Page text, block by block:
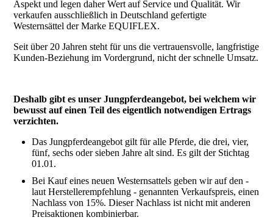
Aspekt und legen daher Wert auf Service und Qualität. Wir
verkaufen ausschließlich in Deutschland gefertigte
Westernsättel der Marke EQUIFLEX.
Seit über 20 Jahren steht für uns die vertrauensvolle, langfristige
Kunden-Beziehung im Vordergrund, nicht der schnelle Umsatz.
Deshalb gibt es unser Jungpferdeangebot, bei welchem wir
bewusst auf einen Teil des eigentlich notwendigen Ertrags
verzichten.
Das Jungpferdeangebot gilt für alle Pferde, die drei, vier,
fünf, sechs oder sieben Jahre alt sind. Es gilt der Stichtag
01.01.
Bei Kauf eines neuen Westernsattels geben wir auf den -
laut Herstellerempfehlung - genannten Verkaufspreis, einen
Nachlass von 15%. Dieser Nachlass ist nicht mit anderen
Preisaktionen kombinierbar.